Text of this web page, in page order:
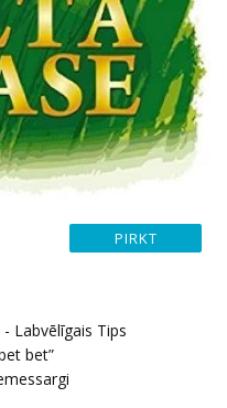
Labvēlīgais Tips
bet”